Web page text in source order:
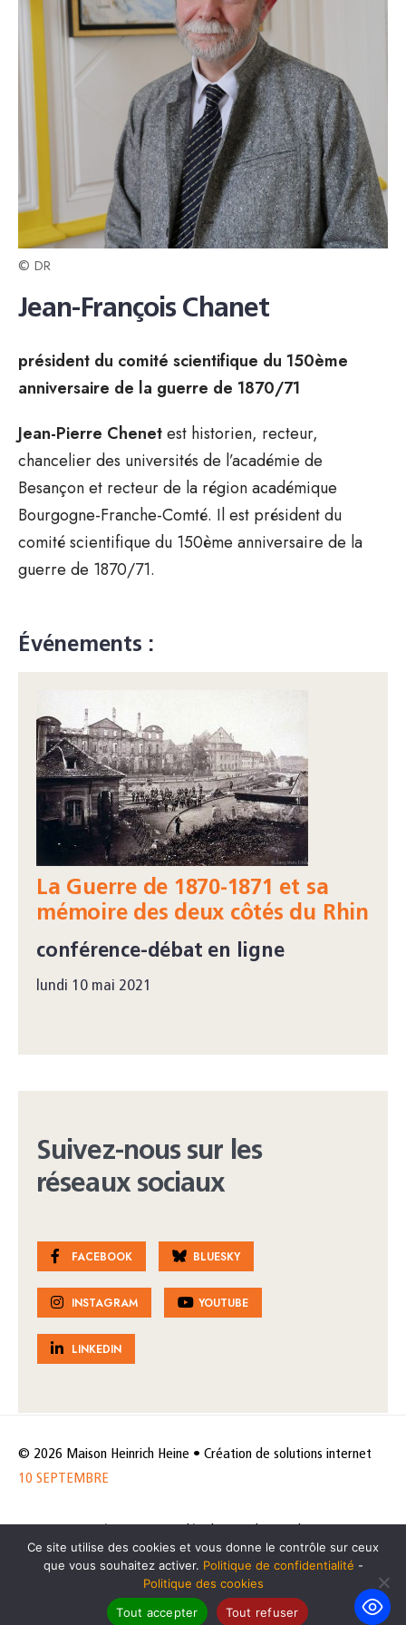
© DR
Jean-François Chanet
président du comité scientifique du 150ème
anniversaire de la guerre de 1870/71
Jean-Pierre Chenetest historien, recteur,
chancelier des universités de l’académie de
Besançon et recteur de la région académique
Bourgogne-Franche-Comté. Il est président du
comité scientifique du 150ème anniversaire de la
guerre de 1870/71.
Événements :
La Guerre de 1870-1871 et sa
mémoire des deux côtés du Rhin
conférence-débat en ligne
lundi 10 mai 2021
Suivez-nous sur les
réseaux sociaux
FACEBOOK BLUESKY
INSTAGRAM YOUTUBE
LINKEDIN
© 2026 Maison Heinrich Heine • Création de solutions internet
10 SEPTEMBRE
de données
Politique des cookies
Ce site utilise des cookies et vous donne le contrôle sur ceux
que vous souhaitez activer. Politique de confidentialité -
Politique des cookies
Tout accepter
Tout refuser